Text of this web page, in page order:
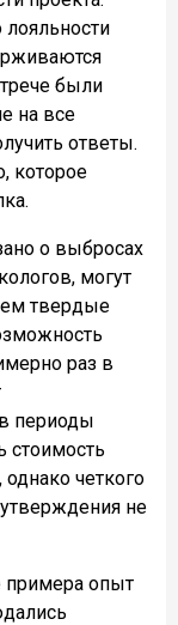
были
на все
ответы.
которое
о выбросах
могут
твердые
раз в
периоды
стоимость
четкого
не
примера опыт